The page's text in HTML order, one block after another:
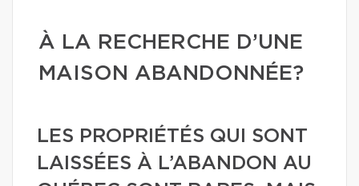
À LA RECHERCHE D’UNE
MAISON ABANDONNÉE?
LES PROPRIÉTÉS QUI SONT
LAISSÉES À L’ABANDON AU